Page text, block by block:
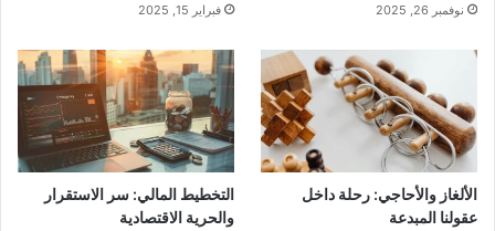
4. شروط الاستفادة من الدعم المالي
للحصول علىمساعدة مالية في المغربعبر هذا
النظام، يجب استيفاء الشروط التالية:
أن يكون رب الأسرة وأفرادها مقيمين في
المغرب.
نوفمبر 26, 2025 فبراير 15, 2025
الألغاز والأحاجي: رحلة داخل
عقولنا المبدعة
التخطيط المالي: سر الاستقرار
والحرية الاقتصادية